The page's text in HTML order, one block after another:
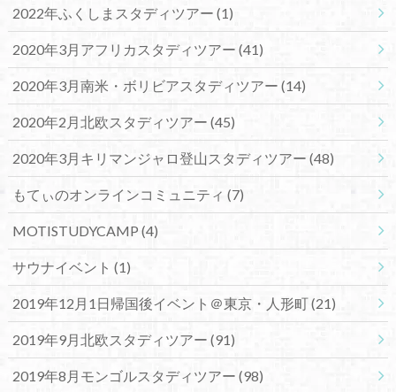
2022年ふくしまスタディツアー (1)
2020年3月アフリカスタディツアー (41)
2020年3月南米・ボリビアスタディツアー (14)
2020年2月北欧スタディツアー (45)
2020年3月キリマンジャロ登山スタディツアー (48)
もてぃのオンラインコミュニティ (7)
MOTISTUDYCAMP (4)
サウナイベント (1)
2019年12月1日帰国後イベント＠東京・人形町(21)
2019年9月北欧スタディツアー (91)
2019年8月モンゴルスタディツアー (98)